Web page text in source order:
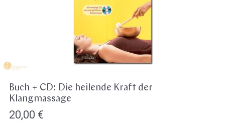
Buch + CD: Die heilende Kraft der
Klangmassage
Regulärer
20,00 €